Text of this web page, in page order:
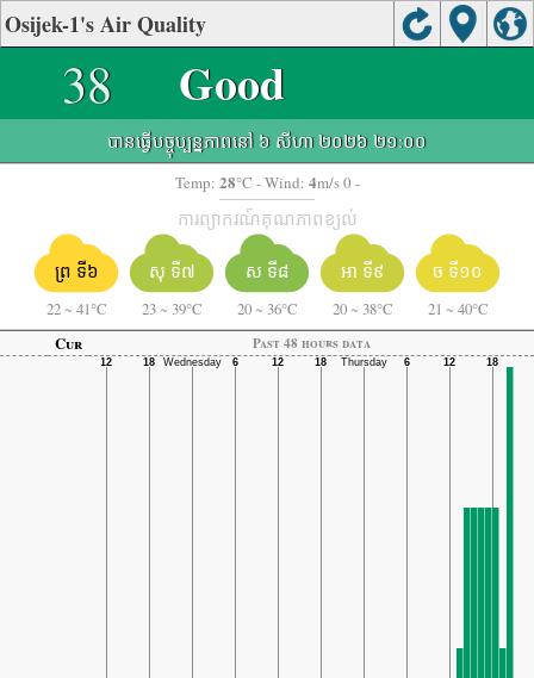
Osijek-1's Air Quality
38 Good
បានធ្វើបច្ចុប្បន្នភាពនៅ ៦ សីហា ២០២៦ ២១:០០
Temp: 28°C - Wind: 4m/s 0 -
ការព្យាករណ៍គុណភាពខ្យល់
ព្រ ទី៦
22 ~ 41°C
សុ ទី៧
23 ~ 39°C
ស ទី៨
20 ~ 36°C
អា ទី៩
20 ~ 38°C
ច ទី១០
21 ~ 40°C
Cur
Past 48 hours data